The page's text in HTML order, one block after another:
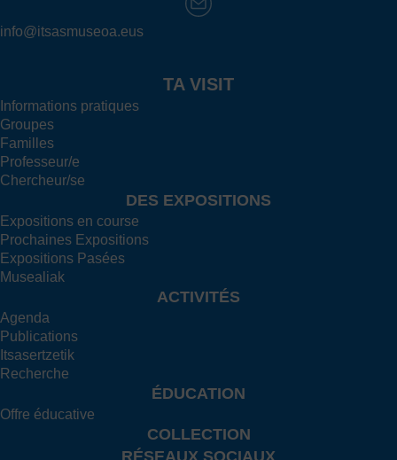
info@itsasmuseoa.eus
TA VISIT
Informations pratiques
Groupes
Familles
Professeur/e
Chercheur/se
DES EXPOSITIONS
Expositions en course
Prochaines Expositions
Expositions Pasées
Musealiak
ACTIVITÉS
Agenda
Publications
Itsasertzetik
Recherche
ÉDUCATION
Offre éducative
COLLECTION
RÉSEAUX SOCIAUX